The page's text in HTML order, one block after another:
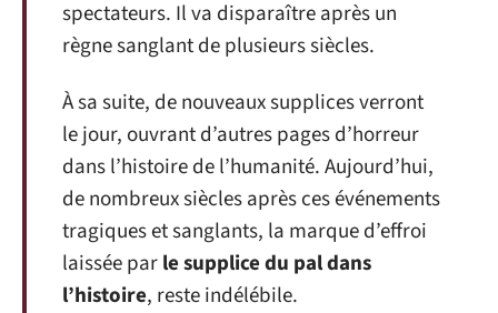
spectateurs. Il va disparaître après un
règne sanglant de plusieurs siècles.
À sa suite, de nouveaux supplices verront
le jour, ouvrant d’autres pages d’horreur
dans l’histoire de l’humanité. Aujourd’hui,
de nombreux siècles après ces événements
tragiques et sanglants, la marque d’effroi
laissée parle supplice du pal dans
l’histoire, reste indélébile.